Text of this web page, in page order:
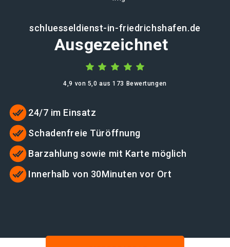
schluesseldienst-in-friedrichshafen.de
Ausgezeichnet
4,9 von 5,0 aus 173 Bewertungen
24/7 im Einsatz
Schadenfreie Türöffnung
Barzahlung sowie mit Karte möglich
Innerhalb von 30Minuten vor Ort